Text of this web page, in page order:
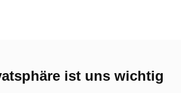
ist uns wichtig